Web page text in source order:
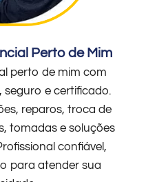
Perto de Mim
perto de mim com
e certificado.
reparos, troca de
tomadas e soluções
confiável,
para atender sua